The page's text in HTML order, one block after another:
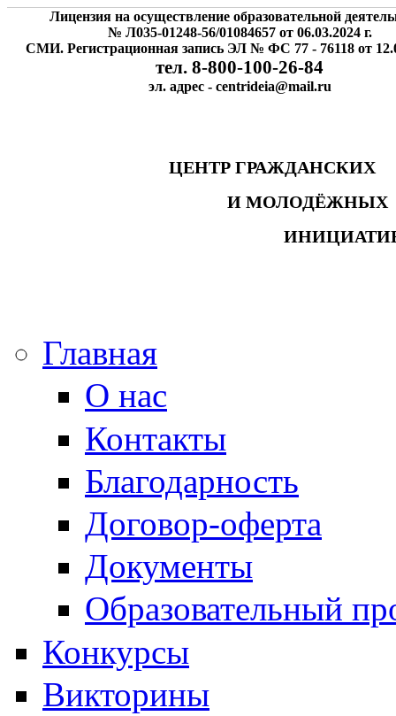
Лицензия на осуществление образовательной
№ Л035-01248-56/01084657 от 06.03.2024 г.
СМИ. Регистрационная запись ЭЛ № ФС 77 - 76118 от
тел. 8-800-100-26-84
эл. адрес - centrideia@mail.ru
ЦЕНТР
И
Главная
О нас
Контакты
Благодарность
Договор-оферта
Документы
Образовательный
Конкурсы
Викторины